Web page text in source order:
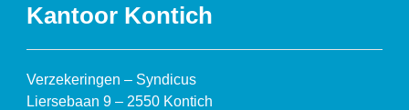
Kantoor Kontich
Verzekeringen – Syndicus
Liersebaan 9 – 2550 Kontich